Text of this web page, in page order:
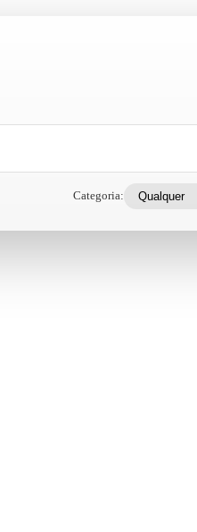
Categoria: